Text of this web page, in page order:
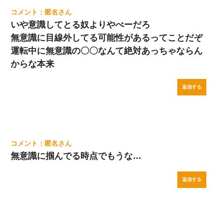
匿名
いや意識してとる奴よりやべーだろ
無意識に目線外してる可能性があるってことだぞ
運転中に無意識の〇〇なんて絶対あっちゃならん
からな本来
返信する
匿名
無意識に掴んでる時点でもうな…
返信する